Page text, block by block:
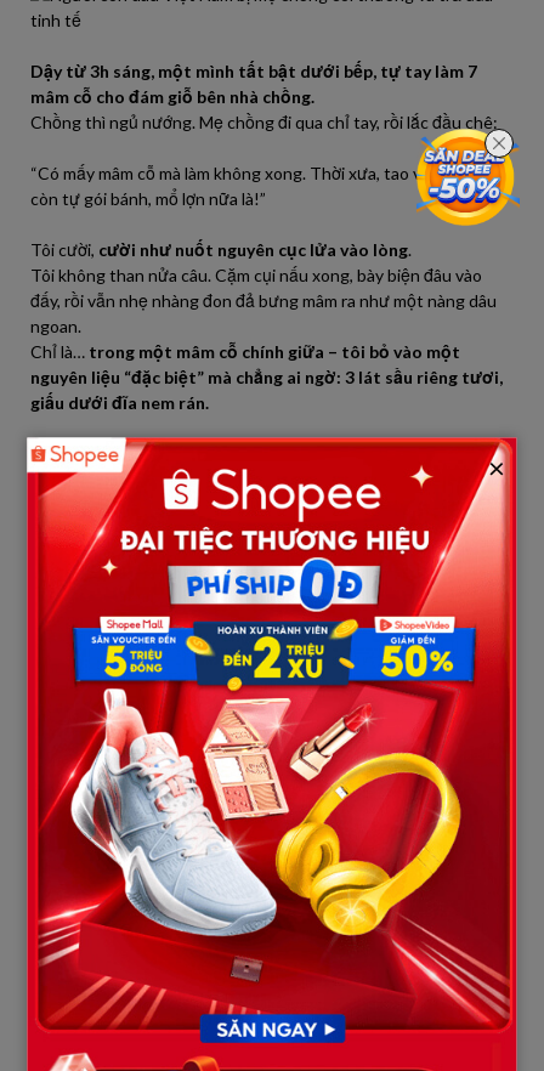
Dậy từ 3h sáng, một mình tất bật dưới bếp, tự tay làm 7
mâm cỗ cho đám giỗ bên nhà chồng.
Chồng thì ngủ nướng. Mẹ chồng đi qua chỉ tay, rồi lắc đầu chê:
“Có mấy mâm cỗ mà làm không xong. Thời xưa, tao với mấy bà cô
còn tự gói bánh, mổ lợn nữa là!”
Tôi cười, cười như nuốt nguyên cục lửa vào lòng.
Tôi không than nửa câu. Cặm cụi nấu xong, bày biện đâu vào
đấy, rồi vẫn nhẹ nhàng đon đả bưng mâm ra như một nàng dâu
ngoan.
Chỉ là… trong một mâm cỗ chính giữa – tôi bỏ vào một
nguyên liệu “đặc biệt” mà chẳng ai ngờ: 3 lát sầu riêng tươi,
giấu dưới đĩa nem rán.
30 phút sau…
Cả nhà trên dưới tá hỏa, khách khứa lục tục đứng dậy xin về
sớm.
Mấy bà cô thì bịt mũi, xì xào:
“Sao lại có mùi kỳ cục thế nhỉ? Giỗ mà để đồ ăn ôi ra thế à?”
Một ông bác rít lên:
“Tôi bị dị ứng sầu riêng! Ai nỡ bỏ thứ này vào nem vậy trời?”
Mẹ chồng mặt cắt không còn giọt máu. Mỗi người xách túi, xách
con mà ra về, không ai buồn chào ai.
Bà quay vào nhìn tôi, run run:
“Mày… mày cố ý hả?”
Tôi chỉ mỉm cười, vẫn là giọng lễ phép:
“Dạ không. Con có mấy miếng sầu riêng ăn dở, tiếc quá nên tận
dụng thôi. Có mấy mâm cỗ mà không làm được cho ngon, con
vụng về mà.”
Cú lật thâm sâu ấy… không cần to tiếng, không cần văng tục.
Nhưng sau hôm đó, mỗi lần nhà có giỗ, mẹ chồng đều đích
thân xuống bếp. Còn tôi? Được ngủ đến 8h sáng và chỉ việc
ăn.
×